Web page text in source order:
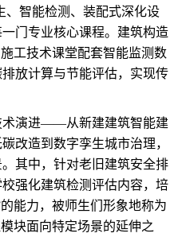
、智能检测、装配式深化设
门专业核心课程。建筑构造
工技术课堂配套智能监测数
放计算与节能评估，实现传
演进——从新建建筑智能建
改造到数字孪生城市治理，
其中，针对老旧建筑安全排
强化建筑检测评估内容，培
能力，被师生们形象地称为
块面向特定场景的延伸之